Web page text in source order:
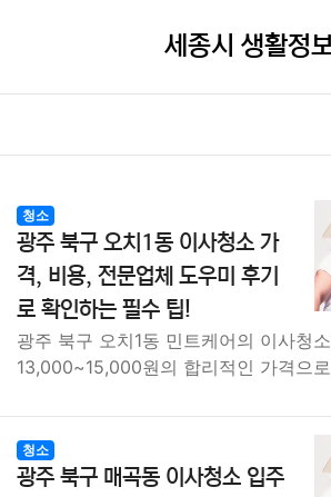
세종시 생활정
청소
광주 북구 오치1동 이사청소 가
격, 비용, 전문업체 도우미 후기
로 확인하는 필수 팁!
광주 북구 오치1동 민트케어의 이사청
13,000~15,000원의 합리적인 가격으
청소
광주 북구 매곡동 이사청소 입주